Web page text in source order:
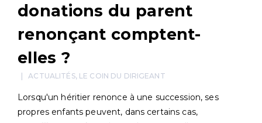
donations du parent
renonçant comptent-
elles ?
ACTUALITÉS, LE COIN DU DIRIGEANT
Lorsqu'un héritier renonce à une succession, ses
propres enfants peuvent, dans certains cas,